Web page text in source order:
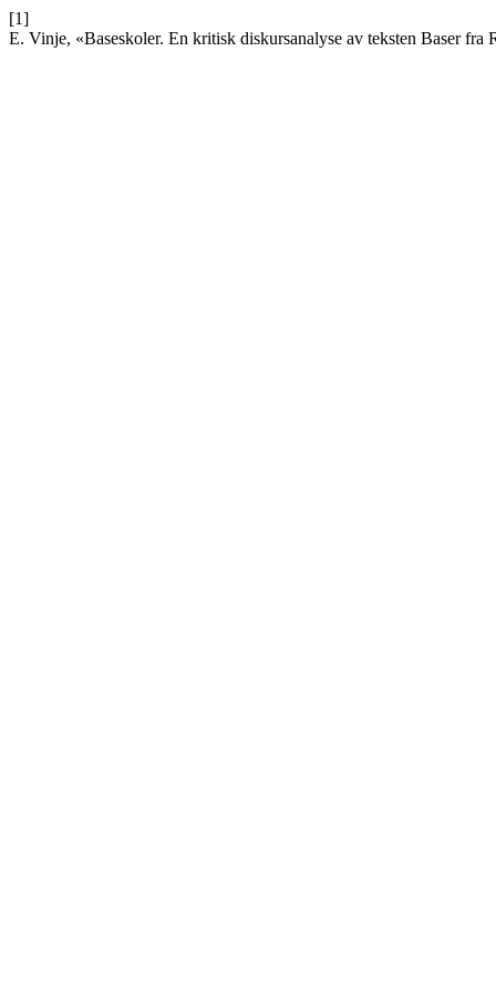
[1]
E. Vinje, «Baseskoler. En kritisk diskursanalyse av teksten Baser